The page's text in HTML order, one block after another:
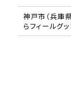
神戸市（兵庫
らフィールグ